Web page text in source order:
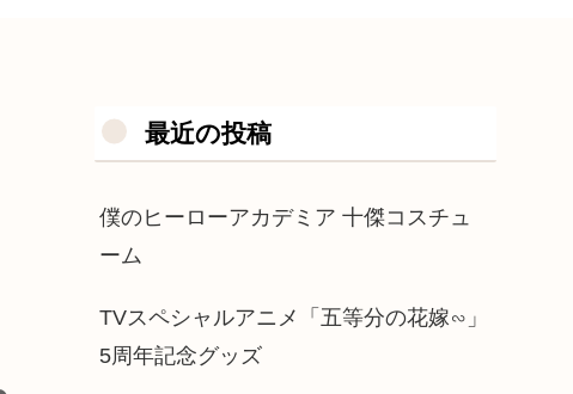
最近の投稿
僕のヒーローアカデミア 十傑コスチュ
ーム
TVスペシャルアニメ「五等分の花嫁∽」
5周年記念グッズ